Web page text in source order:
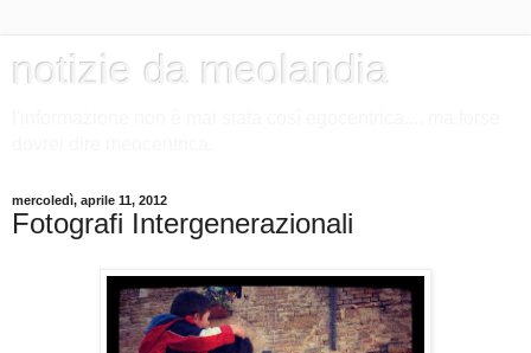
notizie da meolandia
mercoledì, aprile 11, 2012
Fotografi Intergenerazionali